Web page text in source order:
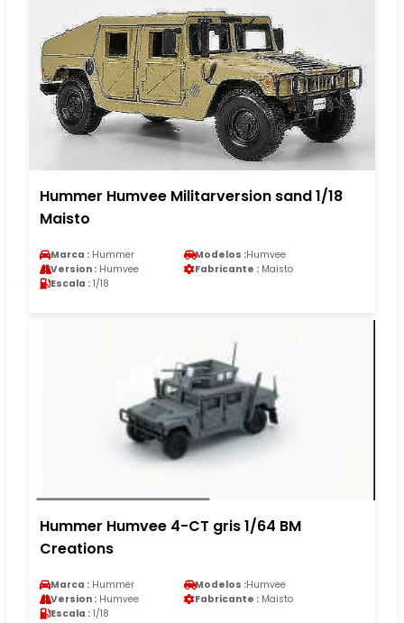
Hummer Humvee Militarversion sand 1/18
Maisto
Marca : Hummer Modelos :Humvee
Version : Humvee Fabricante : Maisto
Escala : 1/18
Hummer Humvee 4-CT gris 1/64 BM
Creations
Marca : Hummer Modelos :Humvee
Version : Humvee Fabricante : Maisto
Escala : 1/18